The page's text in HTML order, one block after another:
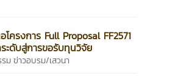
รงการ Full Proposal FF2571
ะดับสู่การขอรับทุนวิจัย
ม ข่าวอบรม/เสวนา